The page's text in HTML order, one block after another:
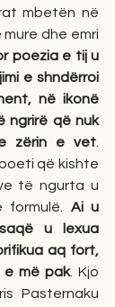
mbetën në
dhe emri
poezia e tij u
e shndërroi
në ikonë
ngrirë që nuk
zërin e vet.
që kishte
të ngurta u
formulë. Ai u
u lexua
aq fort,
e më pak. Kjo
Pasternaku